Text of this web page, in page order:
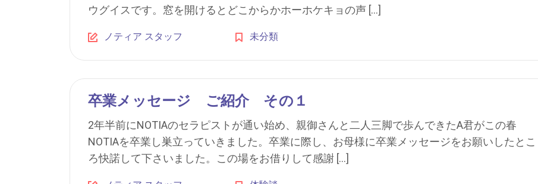
ウグイスです。窓を開けるとどこからかホーホケキョの声 […]
ノティア スタッフ 未分類
卒業メッセージ ご紹介 その１
2年半前にNOTIAのセラピストが通い始め、親御さんと二人三脚で歩んできたA君がこの春
NOTIAを卒業し巣立っていきました。卒業に際し、お母様に卒業メッセージをお願いしたとこ
ろ快諾して下さいました。この場をお借りして感謝 […]